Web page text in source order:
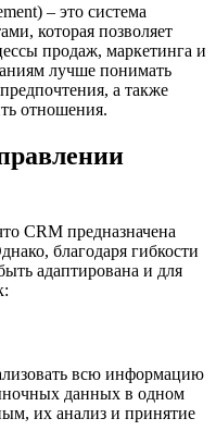
– это система
которая позволяет
продаж, маркетинга и
лучше понимать
а также
отношения.
CRM предназначена
благодаря гибкости
адаптирована и для
всю информацию
данных в одном
их анализ и принятие